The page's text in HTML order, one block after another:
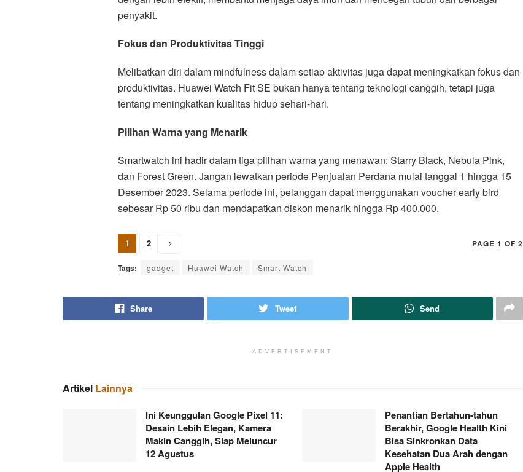
penyakit.
Fokus dan Produktivitas Tinggi
Melibatkan diri dalam mindfulness dalam setiap aktivitas juga dapat meningkatkan fokus dan
produktivitas. Huawei Watch Fit SE bukan hanya tentang teknologi canggih, tetapi juga
tentang meningkatkan kualitas hidup sehari-hari.
Pilihan Warna yang Menarik
Smartwatch ini hadir dalam tiga pilihan warna yang menawan: Starry Black, Nebula Pink,
dan Forest Green. Jangan lewatkan periode Penjualan Perdana mulai tanggal 1 hingga 15
Desember 2023. Selama periode ini, pelanggan dapat menggunakan voucher early bird
sebesar Rp 50 ribu dan mendapatkan diskon menarik hingga Rp 400.000.
PAGE 1 OF 2
1 2
Tags: gadget Huawei Watch Smart Watch
Share Tweet Send
ADVERTISEMENT
Artikel Lainnya
Ini Keunggulan Google Pixel 11:
Desain Lebih Elegan, Kamera
Makin Canggih, Siap Meluncur
12 Agustus
Penantian Bertahun-tahun
Berakhir, Google Health Kini
Bisa Sinkronkan Data
Kesehatan Dua Arah dengan
Apple Health